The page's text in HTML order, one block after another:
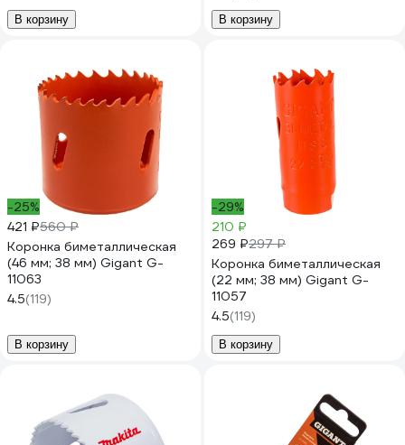
В корзину В корзину
-25%
421 ₽560 ₽
Коронка биметаллическая
(46 мм; 38 мм) Gigant G-
11063
4.5(119)
В корзину
-29%
210 ₽
269 ₽297 ₽
Коронка биметаллическая
(22 мм; 38 мм) Gigant G-
11057
4.5(119)
В корзину